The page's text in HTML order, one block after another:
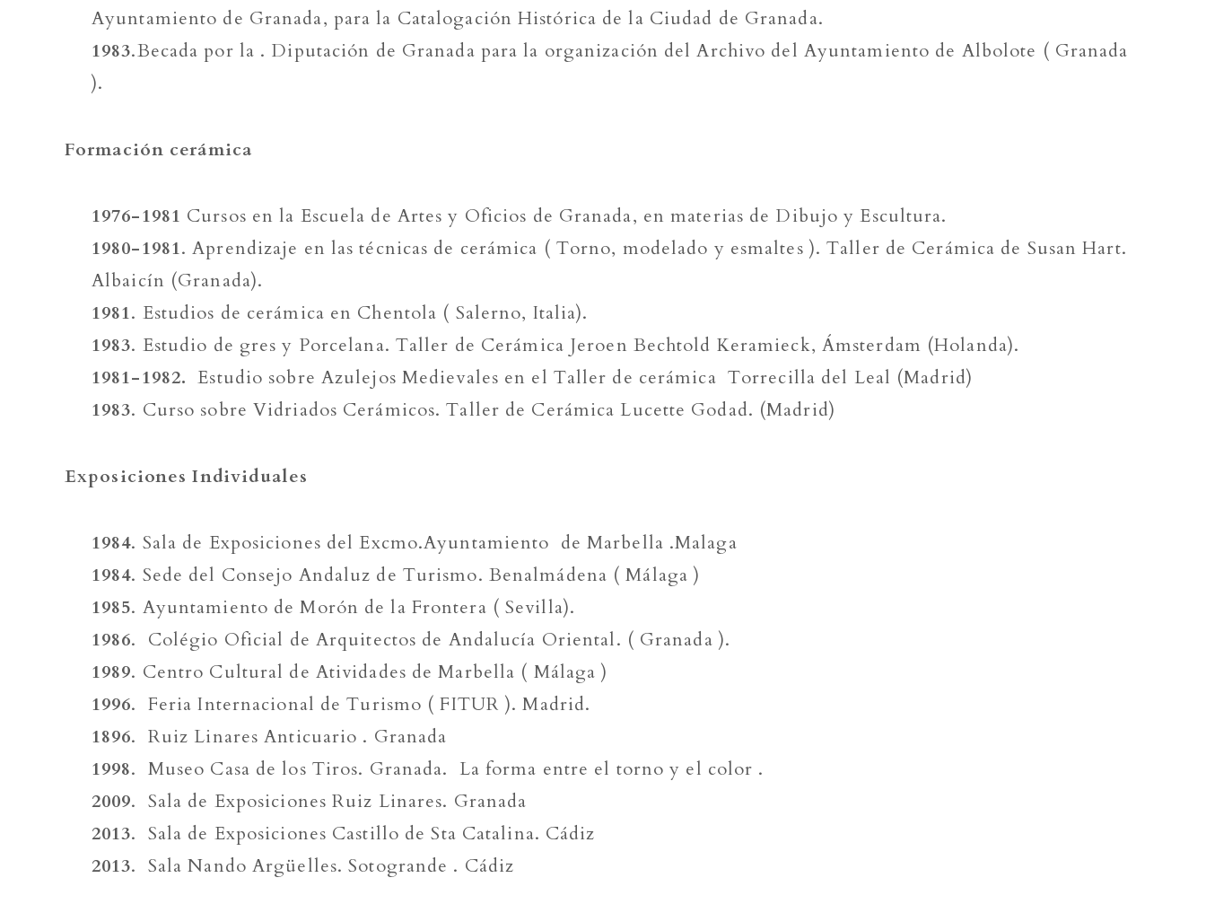
Ayuntamiento de Granada, para la Catalogación Histórica de la Ciudad de Granada.
1983.Becada por la . Diputación de Granada para la organización del Archivo del Ayuntamiento de Albolote ( Granada
).
Formación cerámica
1976-1981 Cursos en la Escuela de Artes y Oficios de Granada, en materias de Dibujo y Escultura.
1980-1981. Aprendizaje en las técnicas de cerámica ( Torno, modelado y esmaltes ). Taller de Cerámica de Susan Hart.
Albaicín (Granada).
1981. Estudios de cerámica en Chentola ( Salerno, Italia).
1983. Estudio de gres y Porcelana. Taller de Cerámica Jeroen Bechtold Keramieck, Ámsterdam (Holanda).
1981-1982. Estudio sobre Azulejos Medievales en el Taller de cerámica Torrecilla del Leal (Madrid)
1983. Curso sobre Vidriados Cerámicos. Taller de Cerámica Lucette Godad. (Madrid)
Exposiciones Individuales
1984. Sala de Exposiciones del Excmo.Ayuntamiento de Marbella .Malaga
1984. Sede del Consejo Andaluz de Turismo. Benalmádena ( Málaga )
1985. Ayuntamiento de Morón de la Frontera ( Sevilla).
1986. Colégio Oficial de Arquitectos de Andalucía Oriental. ( Granada ).
1989. Centro Cultural de Atividades de Marbella ( Málaga )
1996. Feria Internacional de Turismo ( FITUR ). Madrid.
1896. Ruiz Linares Anticuario . Granada
1998. Museo Casa de los Tiros. Granada. La forma entre el torno y el color .
2009. Sala de Exposiciones Ruiz Linares. Granada
2013. Sala de Exposiciones Castillo de Sta Catalina. Cádiz
2013. Sala Nando Argüelles. Sotogrande . Cádiz